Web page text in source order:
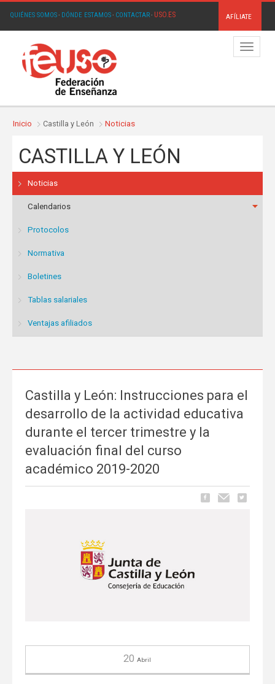
QUIÉNES SOMOS· DÓNDE ESTAMOS· CONTACTAR· USO.ES AFÍLIATE
Menú
Inicio Castilla y León Noticias
CASTILLA Y LEÓN
Noticias
Calendarios
Protocolos
Normativa
Boletines
Tablas salariales
Ventajas afiliados
Castilla y León: Instrucciones para el
desarrollo de la actividad educativa
durante el tercer trimestre y la
evaluación final del curso
académico 2019-2020
20Abril